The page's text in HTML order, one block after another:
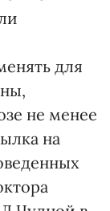
для
не менее
на